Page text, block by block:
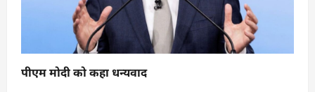
पीएम मोदी को कहा धन्यवाद